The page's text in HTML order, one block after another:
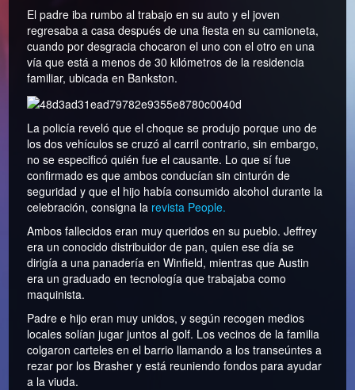
El padre iba rumbo al trabajo en su auto y el joven
regresaba a casa después de una fiesta en su camioneta,
cuando por desgracia chocaron el uno con el otro en una
vía que está a menos de 30 kilómetros de la residencia
familiar, ubicada en Bankston.
La policía reveló que el choque se produjo porque uno de
los dos vehículos se cruzó al carril contrario, sin embargo,
no se especificó quién fue el causante. Lo que sí fue
confirmado es que ambos conducían sin cinturón de
seguridad y que el hijo había consumido alcohol durante la
celebración, consigna la revista People.
Ambos fallecidos eran muy queridos en su pueblo. Jeffrey
era un conocido distribuidor de pan, quien ese día se
dirigía a una panadería en Winfield, mientras que Austin
era un graduado en tecnología que trabajaba como
maquinista.
Padre e hijo eran muy unidos, y según recogen medios
locales solían jugar juntos al golf. Los vecinos de la familia
colgaron carteles en el barrio llamando a los transeúntes a
rezar por los Brasher y está reuniendo fondos para ayudar
a la viuda.